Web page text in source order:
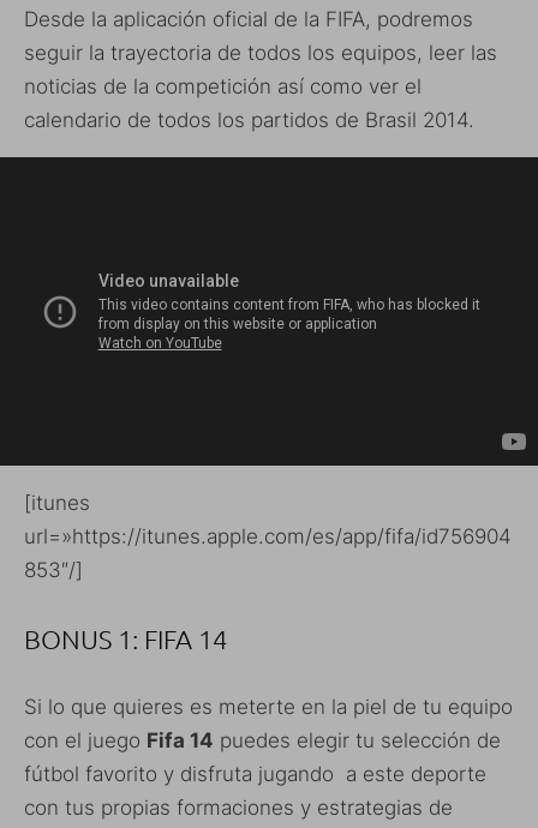
Desde la aplicación oficial de la FIFA, podremos
seguir la trayectoria de todos los equipos, leer las
noticias de la competición así como ver el
calendario de todos los partidos de Brasil 2014.
[itunes
url=»https://itunes.apple.com/es/app/fifa/id756904
853″/]
BONUS 1: FIFA 14
Si lo que quieres es meterte en la piel de tu equipo
con el juego Fifa 14 puedes elegir tu selección de
fútbol favorito y disfruta jugando a este deporte
con tus propias formaciones y estrategias de